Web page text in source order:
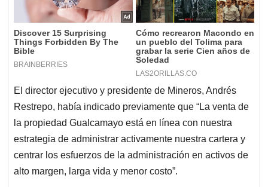
El director ejecutivo y presidente de Mineros, Andrés
Restrepo, había indicado previamente que “La venta de
la propiedad Gualcamayo está en línea con nuestra
estrategia de administrar activamente nuestra cartera y
centrar los esfuerzos de la administración en activos de
alto margen, larga vida y menor costo”.